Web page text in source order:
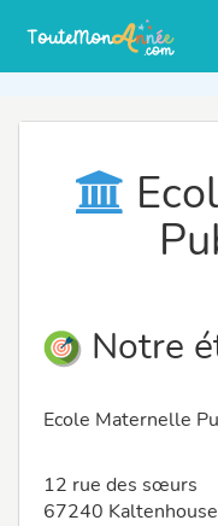
Notre
Ecole Maternelle
12 rue des sœurs
67240 Kaltenhouse